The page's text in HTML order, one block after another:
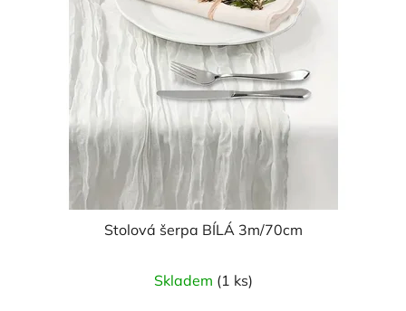
Stolová šerpa BÍLÁ 3m/70cm
Skladem (1 ks)